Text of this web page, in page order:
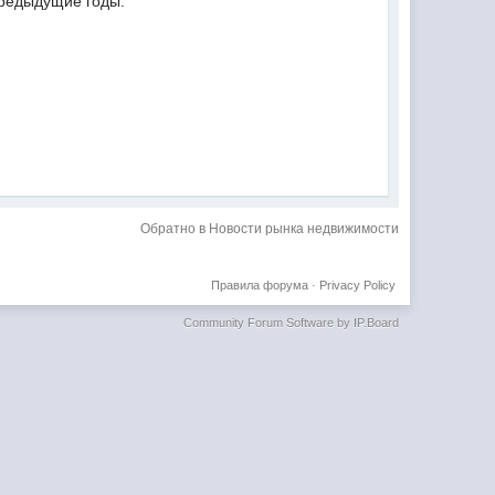
Обратно в Новости рынка недвижимости
Privacy Policy
Правила форума·
Community Forum Software by IP.Board